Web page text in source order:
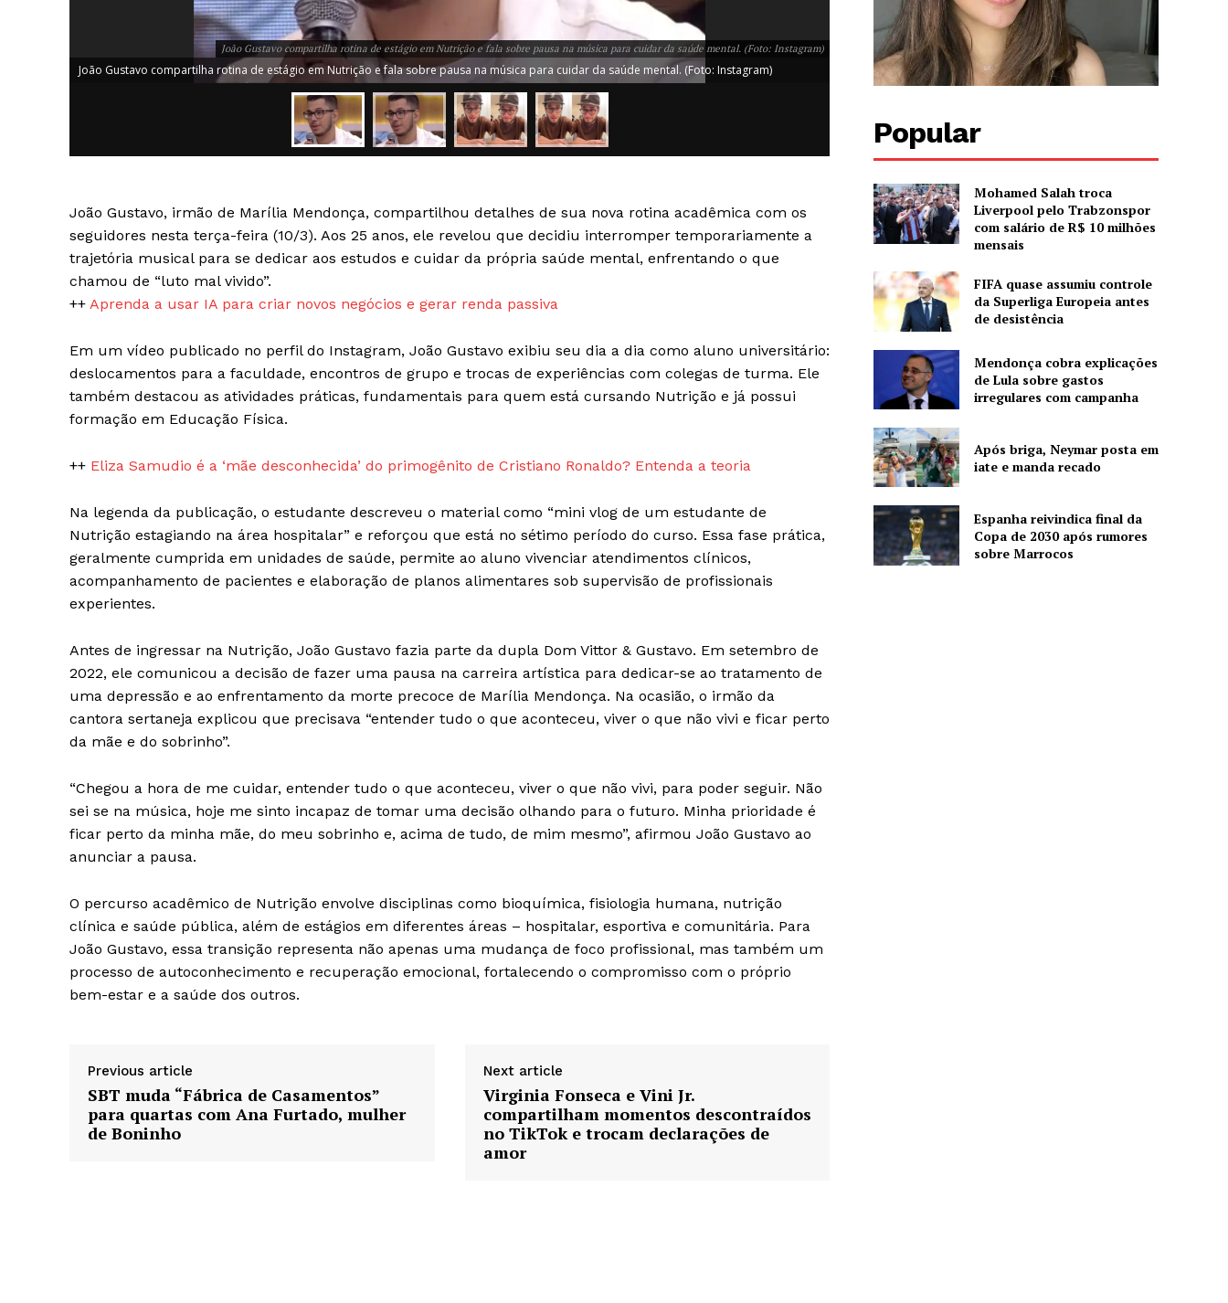
SAIBA MAIS
Anuncie
Contato
Transparência Editorial
Termos de Serviços
RSS
João Gustavo compartilha rotina de estágio em Nutrição e fala sobre pausa na música para cuidar da saúde mental. (Foto: Instagram)
João Gustavo compartilha rotina de estágio em Nutrição e fala sobre pausa na música para cuidar da saúde mental. (Foto: Instagram) João Gustavo mostra rotina acadêmica em Nutrição (Foto: Instagram)
João Gustavo, irmão de Marília Mendonça, compartilhou detalhes de sua nova rotina acadêmica com os
seguidores nesta terça-feira (10/3). Aos 25 anos, ele revelou que decidiu interromper temporariamente a
trajetória musical para se dedicar aos estudos e cuidar da própria saúde mental, enfrentando o que
chamou de “luto mal vivido”.
++ Aprenda a usar IA para criar novos negócios e gerar renda passiva
Em um vídeo publicado no perfil do Instagram, João Gustavo exibiu seu dia a dia como aluno universitário:
deslocamentos para a faculdade, encontros de grupo e trocas de experiências com colegas de turma. Ele
também destacou as atividades práticas, fundamentais para quem está cursando Nutrição e já possui
formação em Educação Física.
++ Eliza Samudio é a ‘mãe desconhecida’ do primogênito de Cristiano Ronaldo? Entenda a teoria
Na legenda da publicação, o estudante descreveu o material como “mini vlog de um estudante de
Nutrição estagiando na área hospitalar” e reforçou que está no sétimo período do curso. Essa fase prática,
geralmente cumprida em unidades de saúde, permite ao aluno vivenciar atendimentos clínicos,
acompanhamento de pacientes e elaboração de planos alimentares sob supervisão de profissionais
experientes.
Antes de ingressar na Nutrição, João Gustavo fazia parte da dupla Dom Vittor & Gustavo. Em setembro de
2022, ele comunicou a decisão de fazer uma pausa na carreira artística para dedicar-se ao tratamento de
uma depressão e ao enfrentamento da morte precoce de Marília Mendonça. Na ocasião, o irmão da
cantora sertaneja explicou que precisava “entender tudo o que aconteceu, viver o que não vivi e ficar perto
da mãe e do sobrinho”.
“Chegou a hora de me cuidar, entender tudo o que aconteceu, viver o que não vivi, para poder seguir. Não
sei se na música, hoje me sinto incapaz de tomar uma decisão olhando para o futuro. Minha prioridade é
ficar perto da minha mãe, do meu sobrinho e, acima de tudo, de mim mesmo”, afirmou João Gustavo ao
anunciar a pausa.
O percurso acadêmico de Nutrição envolve disciplinas como bioquímica, fisiologia humana, nutrição
clínica e saúde pública, além de estágios em diferentes áreas – hospitalar, esportiva e comunitária. Para
João Gustavo, essa transição representa não apenas uma mudança de foco profissional, mas também um
processo de autoconhecimento e recuperação emocional, fortalecendo o compromisso com o próprio
bem-estar e a saúde dos outros.
Previous article
SBT muda “Fábrica de Casamentos”
para quartas com Ana Furtado, mulher
de Boninho
Next article
Virginia Fonseca e Vini Jr.
compartilham momentos descontraídos
no TikTok e trocam declarações de
amor
Popular
Mohamed Salah troca
Liverpool pelo Trabzonspor
com salário de R$ 10 milhões
mensais
FIFA quase assumiu controle
da Superliga Europeia antes
de desistência
Mendonça cobra explicações
de Lula sobre gastos
irregulares com campanha
Após briga, Neymar posta em
iate e manda recado
Espanha reivindica final da
Copa de 2030 após rumores
sobre Marrocos